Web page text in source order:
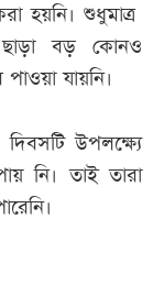
হয়নি। শুধুমাত্র
ছাড়া বড় কোনও
যায়নি।
দিবসটি উপলক্ষ্যে
নি। তাই তারা